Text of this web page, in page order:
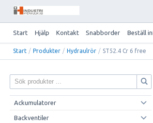
Start Hjälp Kontakt Snabborder Beställ
Start / Produkter / Hydraulrör / ST52.4 Cr 6 free
Ackumulatorer
Backventiler